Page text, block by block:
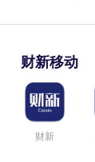
财新移动
财新